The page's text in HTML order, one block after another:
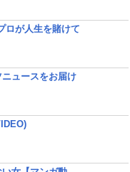
ロが人生を賭けて
ュースをお届け